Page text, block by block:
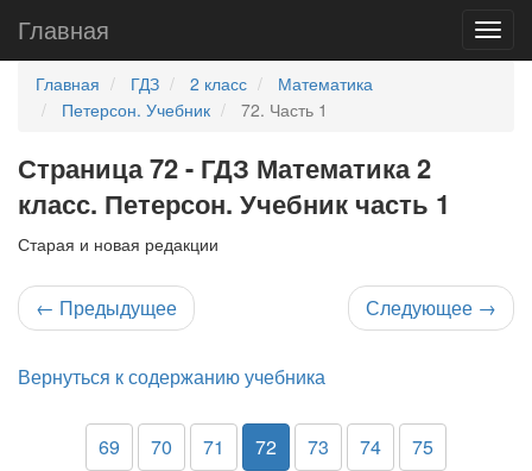
Главная
Главная ГДЗ 2 класс
Математика
Петерсон. Учебник
72. Часть 1
Страница 72 - ГДЗ Математика 2
класс. Петерсон. Учебник часть 1
Старая и новая редакции
← Предыдущее Следующее →
Вернуться к содержанию учебника
69 70 71 72 73 74 75